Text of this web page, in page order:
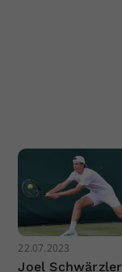
22.07.2023
Joel Schwärzler